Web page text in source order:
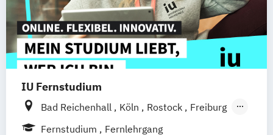
IU Fernstudium
Bad Reichenhall Köln Rostock
Freiburg
Kiel
Frankfurt am Main
Stuttgart
Fernstudium
Fernlehrgang